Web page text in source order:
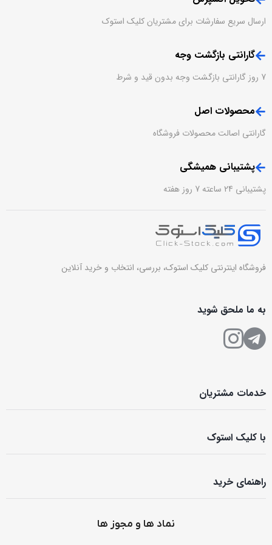
ارسال سریع سفارشات برای مشتریان کلیک استوک
گارانتی بازگشت وجه
7 روز گارانتی بازگشت وجه بدون قید و شرط
محصولات اصل
گارانتی اصالت محصولات فروشگاه
پشتیبانی همیشگی
پشتیبانی 24 ساعته 7 روز هفته
فروشگاه اینترنتی کلیک استوک، بررسی، انتخاب و خرید آنلاین
به ما ملحق شوید
خدمات مشتریان
با کلیک استوک
راهنمای خرید
نماد ها و مجوز ها